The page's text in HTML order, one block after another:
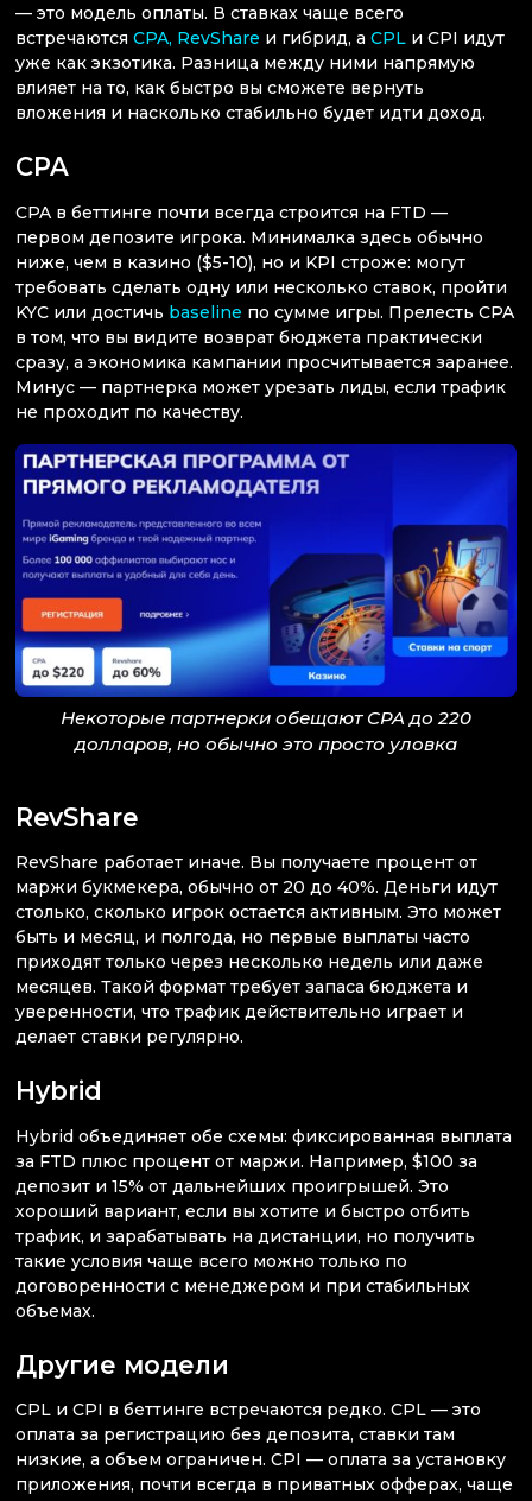
— это модель оплаты. В ставках чаще всего
встречаются CPA, RevShare и гибрид, а CPL и CPI идут
уже как экзотика. Разница между ними напрямую
влияет на то, как быстро вы сможете вернуть
вложения и насколько стабильно будет идти доход.
CPA
CPA в беттинге почти всегда строится на FTD —
первом депозите игрока. Минималка здесь обычно
ниже, чем в казино ($5-10), но и KPI строже: могут
требовать сделать одну или несколько ставок, пройти
KYC или достичь baseline по сумме игры. Прелесть CPA
в том, что вы видите возврат бюджета практически
сразу, а экономика кампании просчитывается заранее.
Минус — партнерка может урезать лиды, если трафик
не проходит по качеству.
Некоторые партнерки обещают CPA до 220
долларов, но обычно это просто уловка
RevShare
RevShare работает иначе. Вы получаете процент от
маржи букмекера, обычно от 20 до 40%. Деньги идут
столько, сколько игрок остается активным. Это может
быть и месяц, и полгода, но первые выплаты часто
приходят только через несколько недель или даже
месяцев. Такой формат требует запаса бюджета и
уверенности, что трафик действительно играет и
делает ставки регулярно.
Hybrid
Hybrid объединяет обе схемы: фиксированная выплата
за FTD плюс процент от маржи. Например, $100 за
депозит и 15% от дальнейших проигрышей. Это
хороший вариант, если вы хотите и быстро отбить
трафик, и зарабатывать на дистанции, но получить
такие условия чаще всего можно только по
договоренности с менеджером и при стабильных
объемах.
Другие модели
CPL и CPI в беттинге встречаются редко. CPL — это
оплата за регистрацию без депозита, ставки там
низкие, а объем ограничен. CPI — оплата за установку
приложения, почти всегда в приватных офферах, чаще